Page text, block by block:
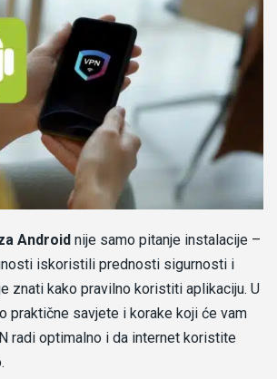
Android nije samo pitanje instalacije –
iskoristili prednosti sigurnosti i
znati kako pravilno koristiti aplikaciju. U
praktične savjete i korake koji će vam
radi optimalno i da internet koristite